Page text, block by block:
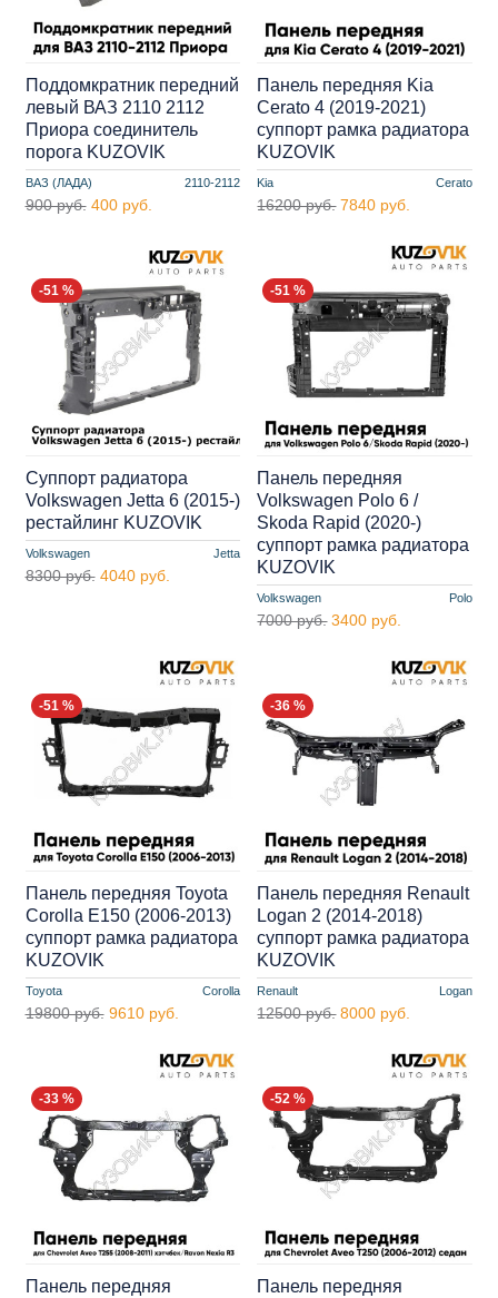
ВАЗ (ЛАДА) 2110-2112
Поддомкратник передний
левый ВАЗ 2110 2112
Приора соединитель
порога KUZOVIK
900 руб. 400 руб.
Kia Cerato
Панель передняя Kia
Cerato 4 (2019-2021)
суппорт рамка радиатора
KUZOVIK
16200 руб. 7840 руб.
-51 %
Volkswagen Jetta
Суппорт радиатора
Volkswagen Jetta 6 (2015-)
рестайлинг KUZOVIK
8300 руб. 4040 руб.
-51 %
Volkswagen Polo
Панель передняя
Volkswagen Polo 6 /
Skoda Rapid (2020-)
суппорт рамка радиатора
KUZOVIK
7000 руб. 3400 руб.
-51 %
Toyota Corolla
Панель передняя Toyota
Corolla E150 (2006-2013)
суппорт рамка радиатора
KUZOVIK
19800 руб. 9610 руб.
-36 %
Renault Logan
Панель передняя Renault
Logan 2 (2014-2018)
суппорт рамка радиатора
KUZOVIK
12500 руб. 8000 руб.
-33 %
Панель передняя
-52 %
Панель передняя